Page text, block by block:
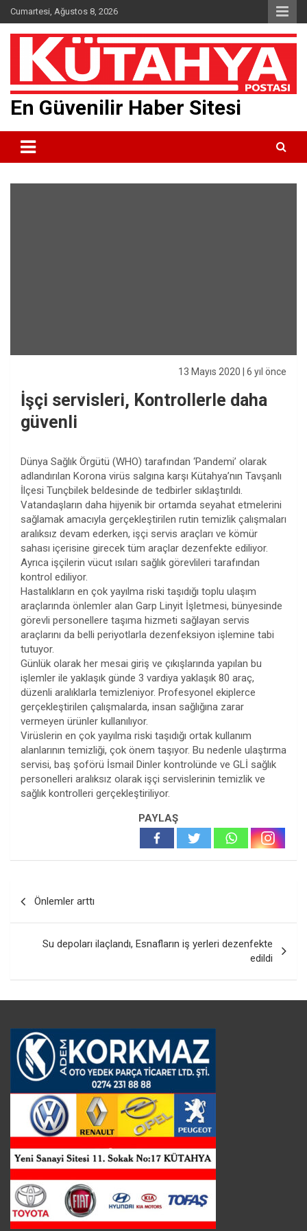
Skip
to
content
Cumartesi, Ağustos 8, 2026
En Güvenilir Haber Sitesi
13 Mayıs 2020 | 6 yıl önce
İşçi servisleri, Kontrollerle daha
güvenli
Dünya Sağlık Örgütü (WHO) tarafından ‘Pandemi’ olarak
adlandırılan Korona virüs salgına karşı Kütahya’nın Tavşanlı
İlçesi Tunçbilek beldesinde de tedbirler sıklaştırıldı.
Vatandaşların daha hijyenik bir ortamda seyahat etmelerini
sağlamak amacıyla gerçekleştirilen rutin temizlik çalışmaları
aralıksız devam ederken, işçi servis araçları ve kömür
sahası içerisine girecek tüm araçlar dezenfekte ediliyor.
Ayrıca işçilerin vücut ısıları sağlık görevlileri tarafından
kontrol ediliyor.
Hastalıkların en çok yayılma riski taşıdığı toplu ulaşım
araçlarında önlemler alan Garp Linyit İşletmesi, bünyesinde
görevli personellere taşıma hizmeti sağlayan servis
araçlarını da belli periyotlarla dezenfeksiyon işlemine tabi
tutuyor.
Günlük olarak her mesai giriş ve çıkışlarında yapılan bu
işlemler ile yaklaşık günde 3 vardiya yaklaşık 80 araç,
düzenli aralıklarla temizleniyor. Profesyonel ekiplerce
gerçekleştirilen çalışmalarda, insan sağlığına zarar
vermeyen ürünler kullanılıyor.
Virüslerin en çok yayılma riski taşıdığı ortak kullanım
alanlarının temizliği, çok önem taşıyor. Bu nedenle ulaştırma
servisi, baş şoförü İsmail Dinler kontrolünde ve GLİ sağlık
personelleri aralıksız olarak işçi servislerinin temizlik ve
sağlık kontrolleri gerçekleştiriliyor.
PAYLAŞ
Yazı
Önlemler arttı
Su depoları ilaçlandı, Esnafların iş yerleri dezenfekte
edildi